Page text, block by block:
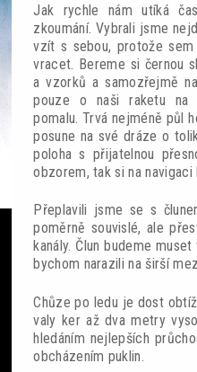
Ze světa
Čteme si
SF akce
Galerie
Lidé
Ankety
Nedělník
Jak rychle nám utíká
zkoumání. Vybrali jsme
vzít s sebou, protože sem
vracet. Bereme si černou
a vzorků a samozřejmě
pouze o naši raketu na
pomalu. Trvá nejméně půl
posune na své dráze o
poloha s přijatelnou
obzorem, tak si na
Přeplavili jsme se s
poměrně souvislé, ale
kanály. Člun budeme
bychom narazili na širší
Chůze po ledu je dost
valy ker až dva metry
hledáním nejlepších
obcházením puklin.